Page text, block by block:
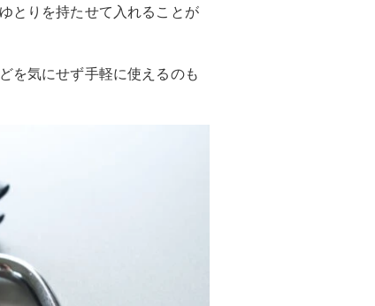
とりを持たせて入れることが
を気にせず手軽に使えるのも